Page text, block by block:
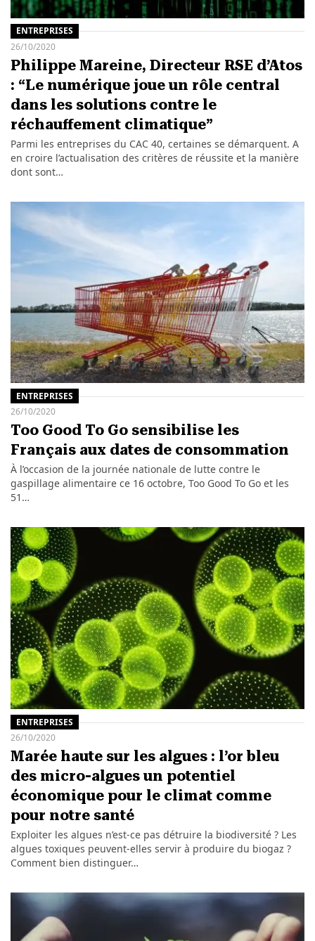
ENTREPRISES
26/10/2020
Philippe Mareine, Directeur RSE d’Atos
: “Le numérique joue un rôle central
dans les solutions contre le
réchauffement climatique”
Parmi les entreprises du CAC 40, certaines se démarquent. A
en croire l’actualisation des critères de réussite et la manière
dont sont…
ENTREPRISES
26/10/2020
Too Good To Go sensibilise les
Français aux dates de consommation
À l’occasion de la journée nationale de lutte contre le
gaspillage alimentaire ce 16 octobre, Too Good To Go et les
51…
ENTREPRISES
26/10/2020
Marée haute sur les algues : l’or bleu
des micro-algues un potentiel
économique pour le climat comme
pour notre santé
Exploiter les algues n’est-ce pas détruire la biodiversité ? Les
algues toxiques peuvent-elles servir à produire du biogaz ?
Comment bien distinguer…